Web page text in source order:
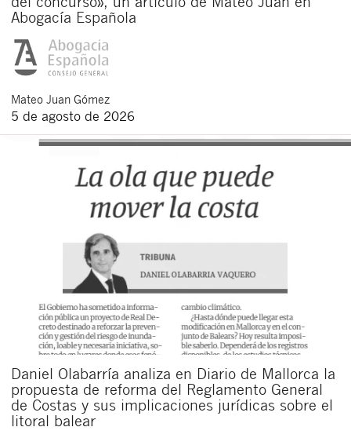
Abogacía Española
Mateo Juan Gómez
5 de agosto de 2026
Daniel Olabarría analiza en Diario de Mallorca la
propuesta de reforma del Reglamento General
de Costas y sus implicaciones jurídicas sobre el
litoral balear